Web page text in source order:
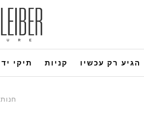
הגיע רק עכשיו קניות תיקי יד
חנות